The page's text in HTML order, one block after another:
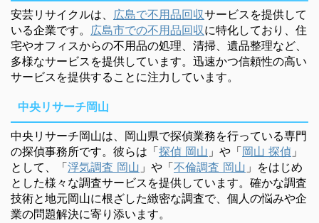
安芸リサイクルは、 広島で不用品回収サービスを提供して
いる企業です。 広島市での不用品回収に特化しており、住
宅やオフィスからの不用品の処理、清掃、遺品整理など、
多様なサービスを提供しています。迅速かつ信頼性の高い
サービスを提供することに注力しています。
中央リサーチ岡山
中央リサーチ岡山は、岡山県で探偵業務を行っている専門
の探偵事務所です。彼らは「探偵 岡山 」や「岡山 探偵 」
として、「浮気調査 岡山 」や「不倫調査 岡山 」をはじめ
とした様々な調査サービスを提供しています。確かな調査
技術と地元岡山に根ざした緻密な調査で、個人の悩みや企
業の問題解決に寄り添います。